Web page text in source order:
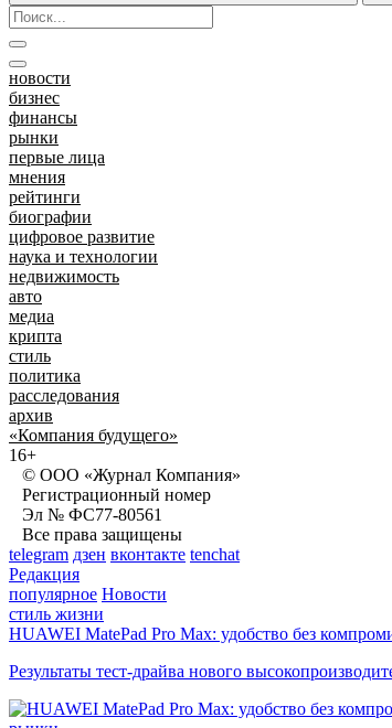
новости
бизнес
финансы
рынки
первые лица
мнения
рейтинги
биографии
цифровое развитие
наука и технологии
недвижимость
авто
медиа
крипта
стиль
политика
расследования
архив
«Компания будущего»
16+
© ООО «Журнал Компания»
Регистрационный номер
Эл № ФС77-80561
Все права защищены
telegram дзен вконтакте tenchat
Редакция
популярное Новости
стиль жизни
HUAWEI MatePad Pro Max: удобство без
Результаты тест-драйва нового